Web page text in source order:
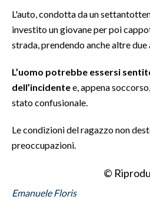
SPETTACOLI
GOSSIP
SALUTE
SARDEGNA TURISMO
SARDI NEL MONDO
NOTIZIE
#CARAUNIONE
L'auto, condotta da un
investito un giovane per poi
strada, prendendo anche altre
L’uomo potrebbe essersi
dell’incidentee, appena
stato confusionale.
Le condizioni del ragazzo non
preoccupazioni.
©
Emanuele Floris